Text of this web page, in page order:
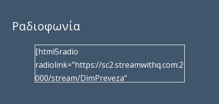
Ραδιοφωνία
[html5radio
radiolink="https://sc2.streamwithq.com:2
000/stream/DimPreveza"